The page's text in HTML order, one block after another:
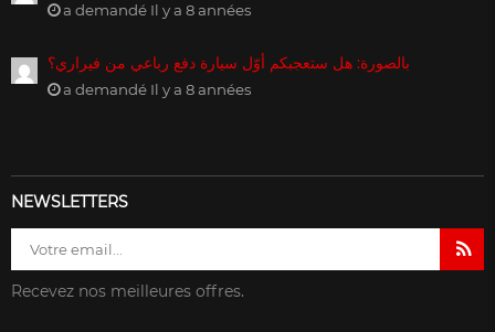
a demandé Il y a 8 années
بالصورة: هل ستعجبكم أوّل سيارة دفع رباعي من فيراري؟
a demandé Il y a 8 années
NEWSLETTERS
Recevez nos meilleures offres.